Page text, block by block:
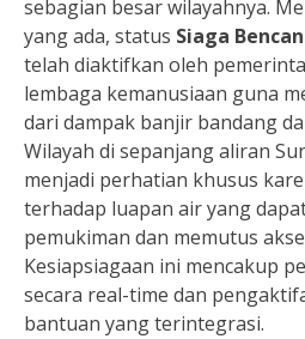
sebagian besar wilayahnya.
yang ada, status Siaga
telah diaktifkan oleh
lembaga kemanusiaan guna
dari dampak banjir bandang
Wilayah di sepanjang aliran
menjadi perhatian khusus
terhadap luapan air yang
pemukiman dan memutus
Kesiapsiagaan ini mencakup
secara real-time dan
bantuan yang terintegrasi.